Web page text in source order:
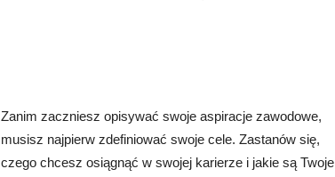
Zanim zaczniesz opisywać swoje aspiracje zawodowe,
musisz najpierw zdefiniować swoje cele. Zastanów się,
czego chcesz osiągnąć w swojej karierze i jakie są Twoje